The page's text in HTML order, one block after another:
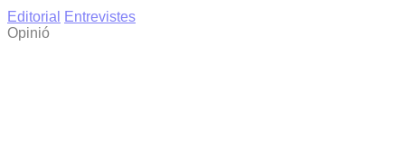
Editorial
Entrevistes
Opinió